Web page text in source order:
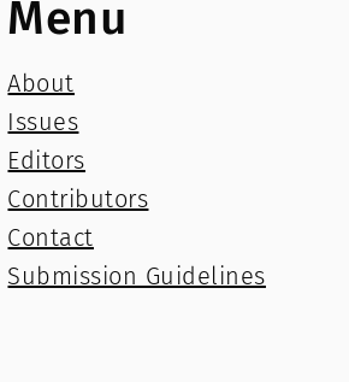
Menu
About
Issues
Editors
Contributors
Contact
Submission Guidelines